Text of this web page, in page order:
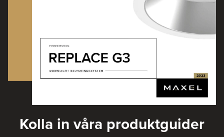
Kolla in våra produktguider